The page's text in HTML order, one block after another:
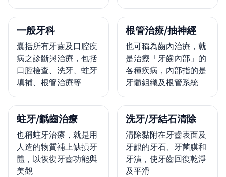
一般牙科
囊括所有牙齒及口腔疾
病之診斷與治療，包括
口腔檢查、洗牙、蛀牙
填補、根管治療等
根管治療/抽神經
也可稱為齒內治療，就
是治療「牙齒內部」的
各種疾病，內部指的是
牙髓組織及根管系統
蛀牙/齲齒治療
也稱蛀牙治療，就是用
人造的物質補上缺損牙
體，以恢復牙齒功能與
美觀
洗牙/牙結石清除
清除黏附在牙齒表面及
牙齦的牙石、牙菌膜和
牙漬，使牙齒回復乾淨
及平滑